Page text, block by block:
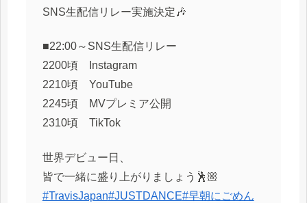
SNS生配信リレー実施決定🎶
■22:00～SNS生配信リレー
2200頃 Instagram
2210頃 YouTube
2245頃 MVプレミア公開
2310頃 TikTok
世界デビュー日、
皆で一緒に盛り上がりましょう🕺🏼
#TravisJapan#JUSTDANCE#早朝にごめん